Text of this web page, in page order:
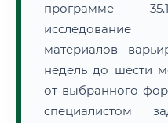
программе
материалов
недель до шести
от выбранного
специалистом